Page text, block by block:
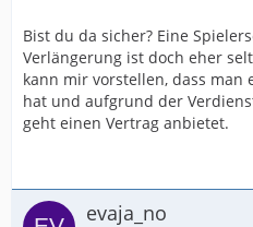
Bist du da sicher? Eine
Verlängerung ist doch eher
kann mir vorstellen, dass man
hat und aufgrund der
geht einen Vertrag anbietet.
evaja_no